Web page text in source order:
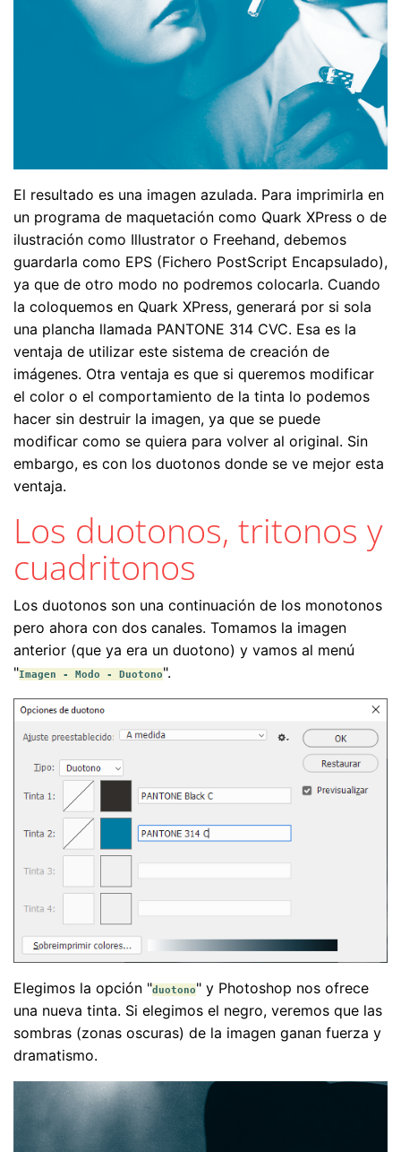
El resultado es una imagen azulada. Para imprimirla en
un programa de maquetación como Quark XPress o de
ilustración como Illustrator o Freehand, debemos
guardarla como EPS (Fichero PostScript Encapsulado),
ya que de otro modo no podremos colocarla. Cuando
la coloquemos en Quark XPress, generará por si sola
una plancha llamada PANTONE 314 CVC. Esa es la
ventaja de utilizar este sistema de creación de
imágenes. Otra ventaja es que si queremos modificar
el color o el comportamiento de la tinta lo podemos
hacer sin destruir la imagen, ya que se puede
modificar como se quiera para volver al original. Sin
embargo, es con los duotonos donde se ve mejor esta
ventaja.
Los duotonos, tritonos y
cuadritonos
Los duotonos son una continuación de los monotonos
pero ahora con dos canales. Tomamos la imagen
anterior (que ya era un duotono) y vamos al menú
"Imagen - Modo - Duotono".
Elegimos la opción "duotono" y Photoshop nos ofrece
una nueva tinta. Si elegimos el negro, veremos que las
sombras (zonas oscuras) de la imagen ganan fuerza y
dramatismo.